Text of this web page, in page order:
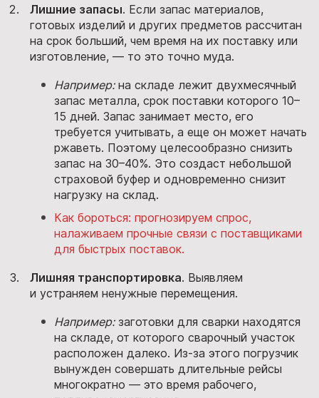
Лишние запасы. Если запас материалов,
готовых изделий и других предметов рассчитан
на срок больший, чем время на их поставку или
изготовление, — то это точно муда.
Например:на складе лежит двухмесячный
запас металла, срок поставки которого 10–
15 дней. Запас занимает место, его
требуется учитывать, а еще он может начать
ржаветь. Поэтому целесообразно снизить
запас на 30–40%. Это создаст небольшой
страховой буфер и одновременно снизит
нагрузку на склад.
Как бороться: прогнозируем спрос,
налаживаем прочные связи с поставщиками
для быстрых поставок.
Лишняя транспортировка. Выявляем
и устраняем ненужные перемещения.
Например:заготовки для сварки находятся
на складе, от которого сварочный участок
расположен далеко. Из-за этого погрузчик
вынужден совершать длительные рейсы
многократно — это время рабочего,